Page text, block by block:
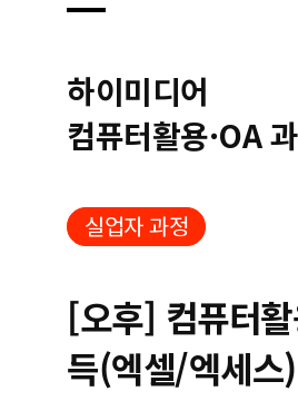
하이미디어
컴퓨터활용·OA
실업자 과정
[오후] 컴퓨터
득(엑셀/엑세스)